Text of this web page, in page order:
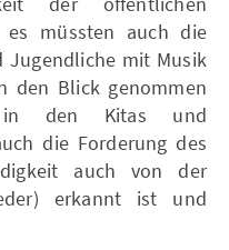
es müssten auch die
Jugendliche mit Musik
den Blick genommen
in den Kitas und
die Forderung des
auch von der
erkannt ist und